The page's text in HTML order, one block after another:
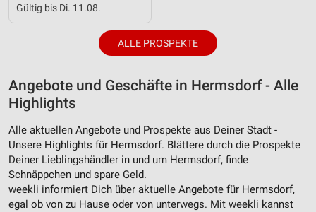
Gültig bis Di. 11.08.
ALLE PROSPEKTE
Angebote und Geschäfte in Hermsdorf - Alle
Highlights
Alle aktuellen Angebote und Prospekte aus Deiner Stadt -
Unsere Highlights für Hermsdorf. Blättere durch die Prospekte
Deiner Lieblingshändler in und um Hermsdorf, finde
Schnäppchen und spare Geld.
weekli informiert Dich über aktuelle Angebote für Hermsdorf,
egal ob von zu Hause oder von unterwegs. Mit weekli kannst
Verwendung von Profilen zur Auswahl
personalisierter Inhalte
Messung der Werbeleistung
Analyse von Zielgruppen durch Statistiken oder
Quellen
Entwicklung und Verbesserung der Angebote
Verwendung reduzierter Daten zur Auswahl von
Inhalten